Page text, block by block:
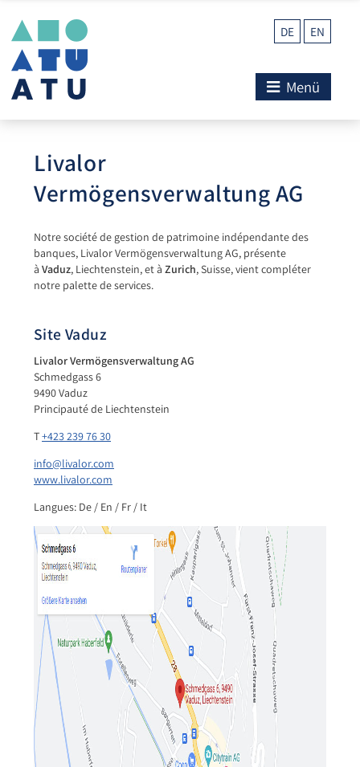
DE EN
Menü
Livalor
Vermögensverwaltung AG
Notre société de gestion de patrimoine indépendante des
banques, Livalor Vermögensverwaltung AG, présente
à Vaduz, Liechtenstein, et à Zurich, Suisse, vient compléter
notre palette de services.
Site Vaduz
Livalor Vermögensverwaltung AG
Schmedgass 6
9490 Vaduz
Principauté de Liechtenstein
T+423 239 76 30
info@livalor.com
www.livalor.com
Langues: De / En / Fr / It